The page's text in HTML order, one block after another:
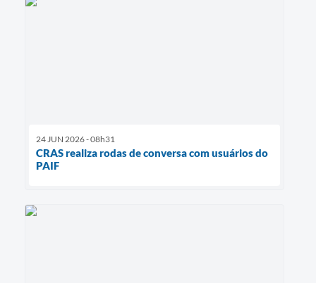
24 JUN 2026 - 08h31
CRAS realiza rodas de conversa com usuários do
PAIF